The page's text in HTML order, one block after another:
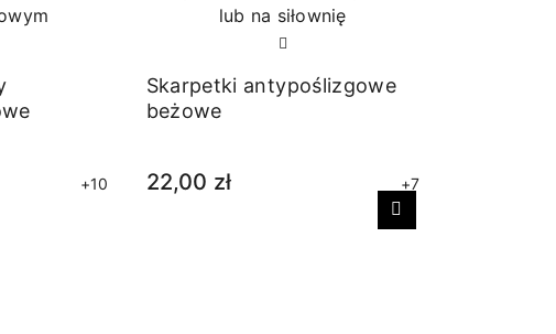
+10
Skarpetki antypoślizgowe
beżowe
22,00 zł +7
Następny